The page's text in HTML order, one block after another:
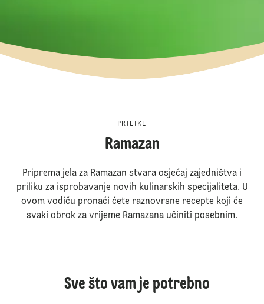
PRILIKE
Ramazan
Priprema jela za Ramazan stvara osjećaj zajedništva i
priliku za isprobavanje novih kulinarskih specijaliteta. U
ovom vodiču pronaći ćete raznovrsne recepte koji će
svaki obrok za vrijeme Ramazana učiniti posebnim.
Sve što vam je potrebno